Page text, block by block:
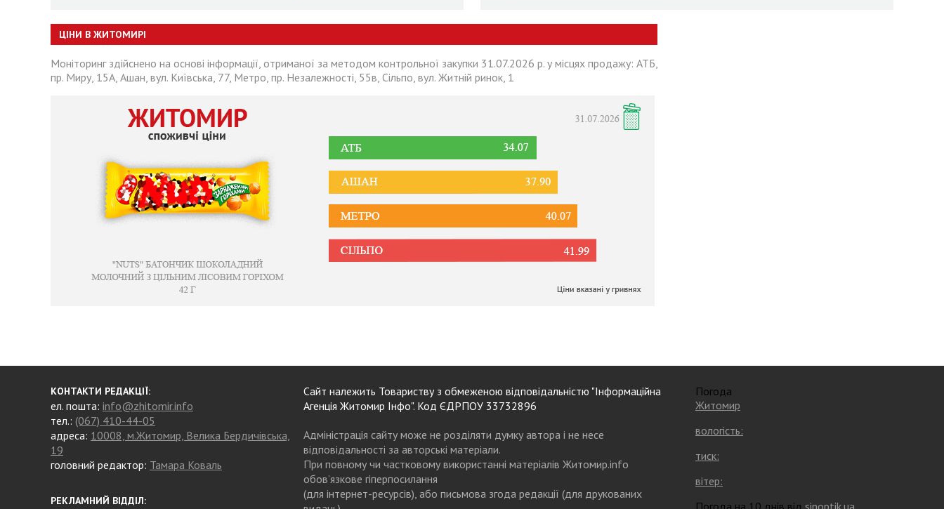
ЦІНИ В ЖИТОМИРІ
Моніторинг здійснено на основі інформації, отриманої за методом контрольної закупки 31.07.2026 р. у місцях продажу: АТБ,
пр. Миру, 15А, Ашан, вул. Київська, 77, Метро, пр. Незалежності, 55в, Сільпо, вул. Житній ринок, 1
КОНТАКТИ РЕДАКЦІЇ:
ел. пошта: info@zhitomir.info
тел.: (067) 410-44-05
адреса: 10008, м.Житомир, Велика Бердичівська,
19
головний редактор: Тамара Коваль
РЕКЛАМНИЙ ВІДДІЛ:
Сайт належить Товариству з обмеженою відповідальністю "Інформаційна
Агенція Житомир Інфо". Код ЄДРПОУ 33732896
Адміністрація сайту може не розділяти думку автора і не несе
відповідальності за авторські матеріали.
При повному чи частковому використанні матеріалів Житомир.info
обов’язкове гіперпосилання
(для інтернет-ресурсів), або письмова згода редакції (для друкованих
Погода
Житомир
вологість:
тиск:
вітер:
Погода на 10 днів від sinoptik.ua